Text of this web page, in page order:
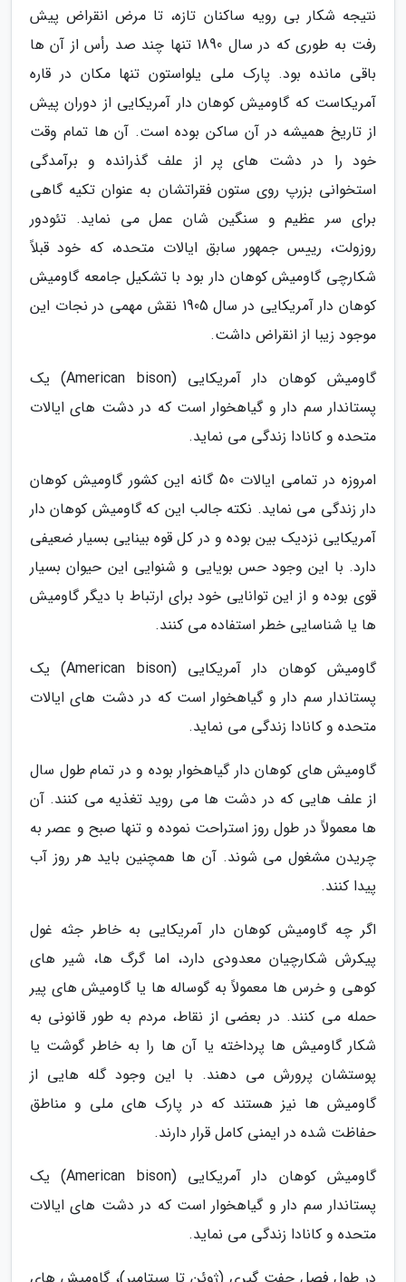
نتیجه شکار بی رویه ساکنان تازه، تا مرض انقراض پیش
رفت به طوری که در سال 1890 تنها چند صد رأس از آن ها
باقی مانده بود. پارک ملی یلواستون تنها مکان در قاره
آمریکاست که گاومیش کوهان دار آمریکایی از دوران پیش
از تاریخ همیشه در آن ساکن بوده است. آن ها تمام وقت
خود را در دشت های پر از علف گذرانده و برآمدگی
استخوانی بزرپ روی ستون فقراتشان به عنوان تکیه گاهی
برای سر عظیم و سنگین شان عمل می نماید. تئودور
روزولت، رییس جمهور سابق ایالات متحده، که خود قبلاً
شکارچی گاومیش کوهان دار بود با تشکیل جامعه گاومیش
کوهان دار آمریکایی در سال 1905 نقش مهمی در نجات این
موجود زیبا از انقراض داشت.
گاومیش کوهان دار آمریکایی (American bison) یک
پستاندار سم دار و گیاهخوار است که در دشت های ایالات
متحده و کانادا زندگی می نماید.
امروزه در تمامی ایالات 50 گانه این کشور گاومیش کوهان
دار زندگی می نماید. نکته جالب این که گاومیش کوهان دار
آمریکایی نزدیک بین بوده و در کل قوه بینایی بسیار ضعیفی
دارد. با این وجود حس بویایی و شنوایی این حیوان بسیار
قوی بوده و از این توانایی خود برای ارتباط با دیگر گاومیش
ها یا شناسایی خطر استفاده می کنند.
گاومیش کوهان دار آمریکایی (American bison) یک
پستاندار سم دار و گیاهخوار است که در دشت های ایالات
متحده و کانادا زندگی می نماید.
گاومیش های کوهان دار گیاهخوار بوده و در تمام طول سال
از علف هایی که در دشت ها می روید تغذیه می کنند. آن
ها معمولاً در طول روز استراحت نموده و تنها صبح و عصر به
چریدن مشغول می شوند. آن ها همچنین باید هر روز آب
پیدا کنند.
اگر چه گاومیش کوهان دار آمریکایی به خاطر جثه غول
پیکرش شکارچیان معدودی دارد، اما گرگ ها، شیر های
کوهی و خرس ها معمولاً به گوساله ها یا گاومیش های پیر
حمله می کنند. در بعضی از نقاط، مردم به طور قانونی به
شکار گاومیش ها پرداخته یا آن ها را به خاطر گوشت یا
پوستشان پرورش می دهند. با این وجود گله هایی از
گاومیش ها نیز هستند که در پارک های ملی و مناطق
حفاظت شده در ایمنی کامل قرار دارند.
گاومیش کوهان دار آمریکایی (American bison) یک
پستاندار سم دار و گیاهخوار است که در دشت های ایالات
متحده و کانادا زندگی می نماید.